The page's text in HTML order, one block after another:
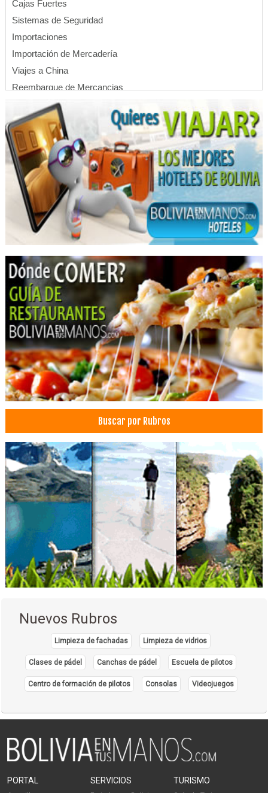
Cajas Fuertes
Sistemas de Seguridad
Importaciones
Importación de Mercadería
Viajes a China
Reembarque de Mercancias
Agua Purificada / Ozonizada
Purificadores de agua
Filtros de agua
Plantas de purificación de agua
Equipos de tratamiento de aguas
Tratamiento de aguas residuales
Accesorios para embotelladoras
Membranas de osmosis
Cartuchos de cartón
Filtros
Agentes de Carga
Asesoramiento logístico
Agente logístico
Asesorías en Comercio Exterior
Agentes de Importación y Exportación
Comercio Exterior
Exportación de Mercancías
Logística
Marítimo, Transporte
Operadores Logísticos
Transporte de Carga Internacional
Centros de Capacitación
Capacitación
Institutos de Capacitación
Capacitación de Bartenders
Bicicross
Biking
Agencias de Viajes y Turismo
Turismo de Aventura
Turismo: Agencias de Viaje
Turismo
Operadores Turisticos
Operadora de Turismo
Buscar por Rubros
Nuevos Rubros
Limpieza de fachadas Limpieza de vidrios
Clases de pádel Canchas de pádel Escuela de pilotos
Centro de formación de pilotos Consolas Videojuegos
PORTAL SERVICIOS TURISMO